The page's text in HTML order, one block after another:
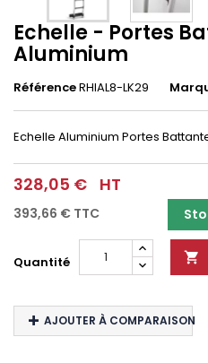
Echelle - Portes
Aluminium
RéférenceRHIAL8-LK29
Echelle Aluminium Portes
328,05 € HT
393,66 € TTC
Quantité 
AJOUTER À COMPARAISON